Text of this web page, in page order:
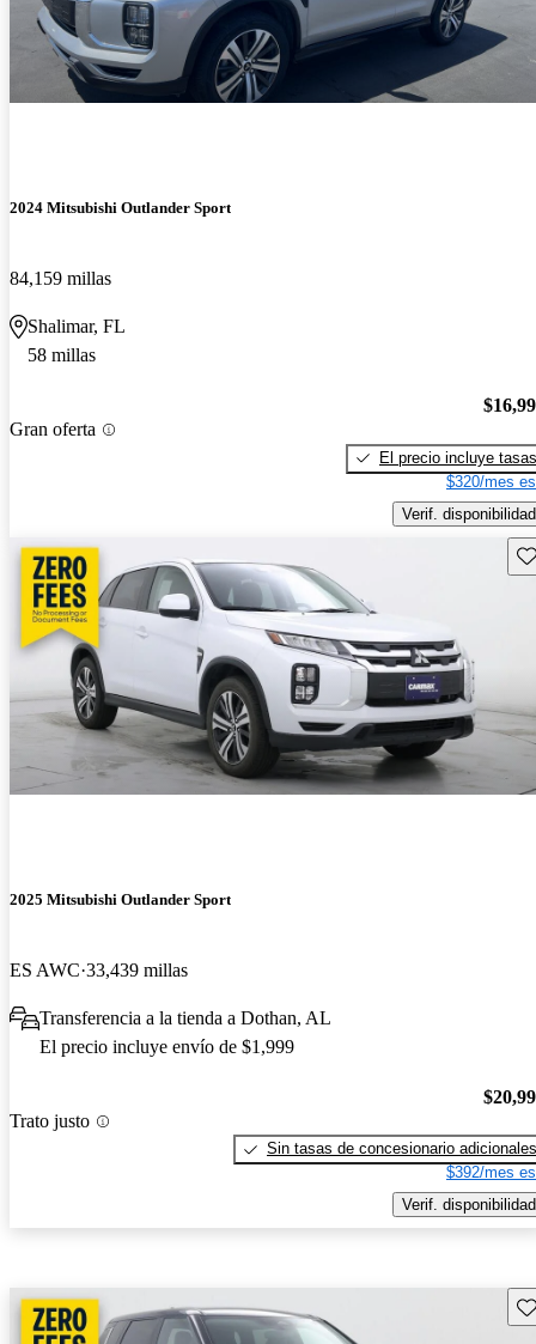
2024 Mitsubishi Outlander Sport
84,159 millas
Shalimar, FL
58 millas
Gran oferta
El precio incluye tasas
$320/mes
Verif. disponibilidad
2025 Mitsubishi Outlander Sport
ES AWC 33,439 millas
Transferencia a la tienda a Dothan, AL
El precio incluye envío de $1,999
Trato justo
Sin tasas de concesionario adicionales
$392/mes
Verif. disponibilidad